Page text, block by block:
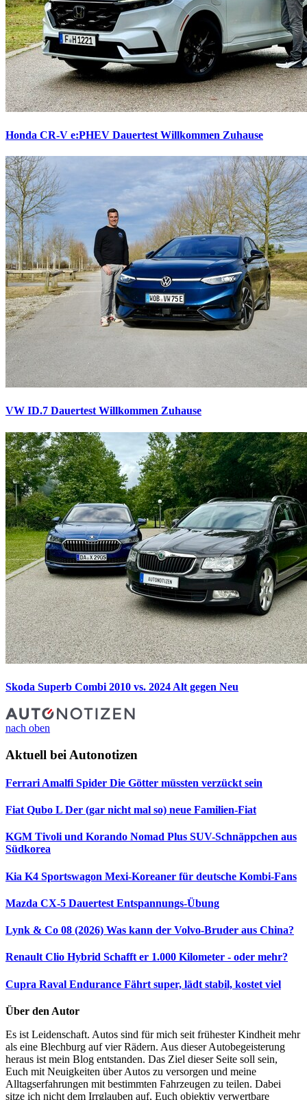
Honda CR-V e:PHEV Dauertest Willkommen Zuhause
VW ID.7 Dauertest Willkommen Zuhause
Skoda Superb Combi 2010 vs. 2024 Alt gegen Neu
nach oben
Aktuell bei Autonotizen
Ferrari Amalfi Spider Die Götter müssten verzückt sein
Fiat Qubo L Der (gar nicht mal so) neue Familien-Fiat
KGM Tivoli und Korando Nomad Plus SUV-Schnäppchen aus
Südkorea
Kia K4 Sportswagon Mexi-Koreaner für deutsche Kombi-Fans
Mazda CX-5 Dauertest Entspannungs-Übung
Lynk & Co 08 (2026) Was kann der Volvo-Bruder aus China?
Renault Clio Hybrid Schafft er 1.000 Kilometer - oder mehr?
Cupra Raval Endurance Fährt super, lädt stabil, kostet viel
Über den Autor
Es ist Leidenschaft. Autos sind für mich seit frühester Kindheit mehr
als eine Blechburg auf vier Rädern. Aus dieser Autobegeisterung
heraus ist mein Blog entstanden. Das Ziel dieser Seite soll sein,
Euch mit Neuigkeiten über Autos zu versorgen und meine
Alltagserfahrungen mit bestimmten Fahrzeugen zu teilen. Dabei
sitze ich nicht dem Irrglauben auf, Euch objektiv verwertbare